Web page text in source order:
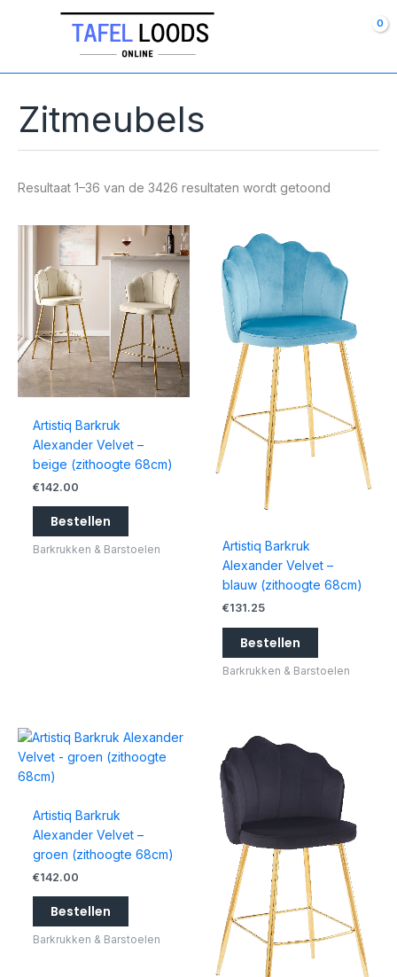
Zitmeubels
Resultaat 1–36 van de 3426 resultaten wordt getoond
Artistiq Barkruk
Alexander Velvet –
beige (zithoogte 68cm)
€142.00
Bestellen
Barkrukken & Barstoelen
Artistiq Barkruk
Alexander Velvet –
blauw (zithoogte 68cm)
€131.25
Bestellen
Barkrukken & Barstoelen
Artistiq Barkruk
Alexander Velvet –
groen (zithoogte 68cm)
€142.00
Bestellen
Barkrukken & Barstoelen